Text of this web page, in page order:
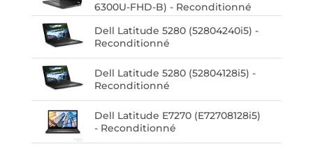
6300U-FHD-B) - Reconditionné
Dell Latitude 5280 (52804240i5) -
Reconditionné
Dell Latitude 5280 (52804128i5) -
Reconditionné
Dell Latitude E7270 (E72708128i5)
- Reconditionné